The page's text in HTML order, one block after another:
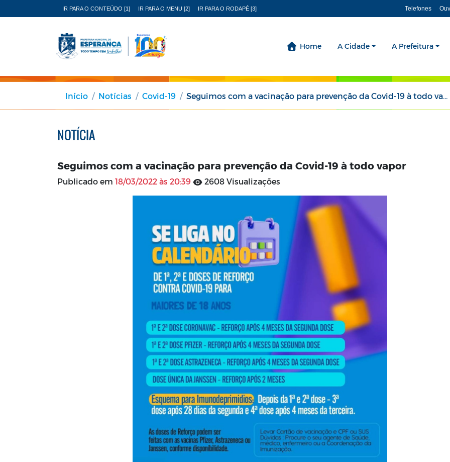
IR PARA O CONTEÚDO [1] IR PARA O MENU [2] IR PARA O RODAPÉ [3] Telefones
Home A Cidade A Prefeitura
Início Notícias Covid-19 Seguimos com a vacinação para prevenção da Covid-19 à todo vapor
NOTÍCIA
Seguimos com a vacinação para prevenção da Covid-19 à todo vapor
Publicado em 18/03/2022 às 20:39 2608 Visualizações